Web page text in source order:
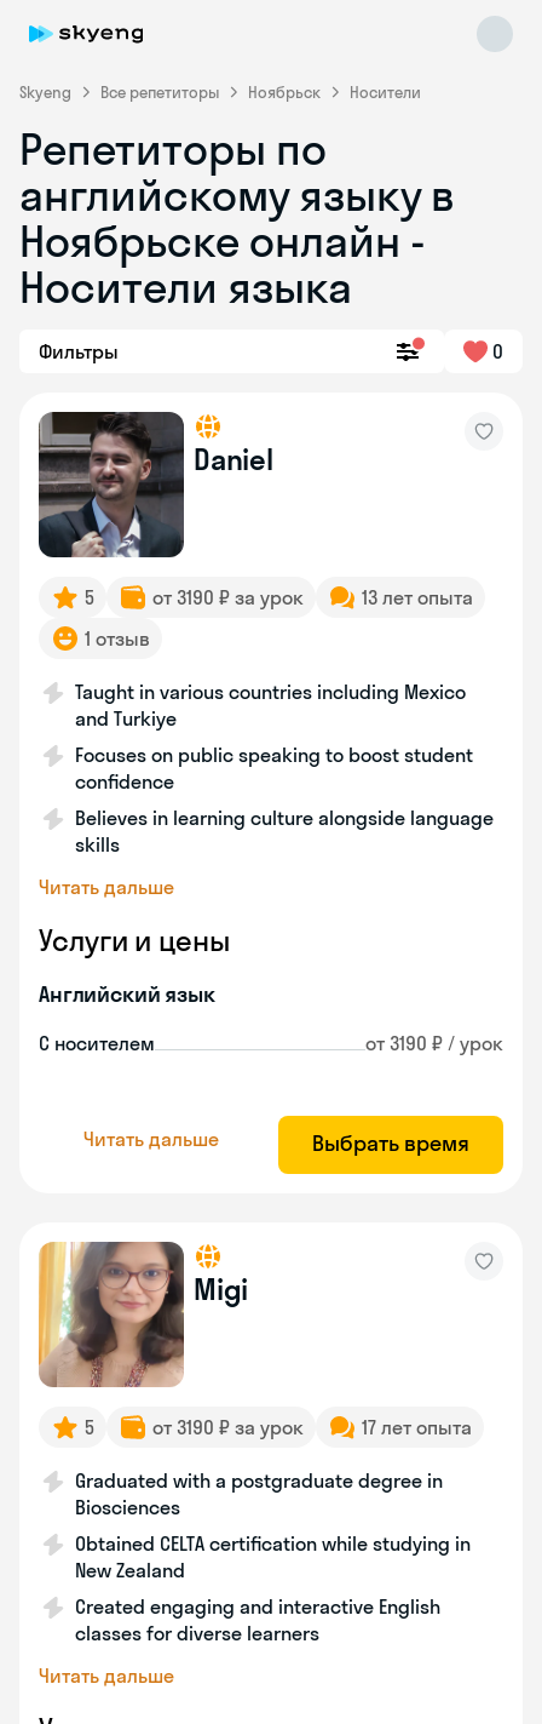
Skyeng Все репетиторы Ноябрьск Носители
Репетиторы по
английскому языку в
Ноябрьске онлайн -
Носители языка
Фильтры 0
Daniel
5 от 3190 ₽ за урок
13 лет опыта
1 отзыв
Taught in various countries including Mexico
and Turkiye
Focuses on public speaking to boost student
confidence
Believes in learning culture alongside language
skills
Читать дальше
Услуги и цены
Английский язык
С носителем от 3190 ₽ / урок
Читать дальше Выбрать время
Migi
5 от 3190 ₽ за урок 17 лет опыта
Graduated with a postgraduate degree in
Biosciences
Obtained CELTA certification while studying in
New Zealand
Created engaging and interactive English
classes for diverse learners
Читать дальше